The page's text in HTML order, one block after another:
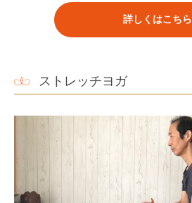
詳しくはこちら
ストレッチヨガ